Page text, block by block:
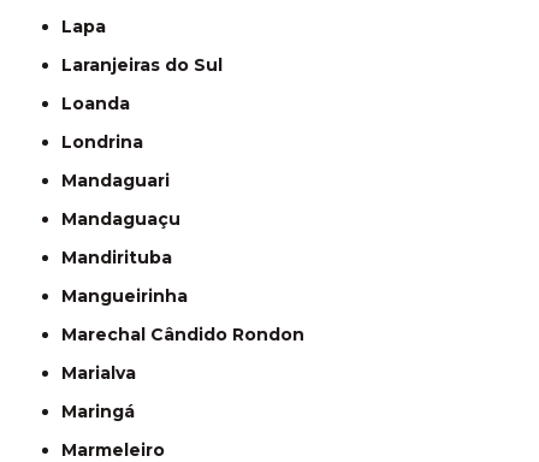
Lapa
Laranjeiras do Sul
Loanda
Londrina
Mandaguari
Mandaguaçu
Mandirituba
Mangueirinha
Marechal Cândido Rondon
Marialva
Maringá
Marmeleiro